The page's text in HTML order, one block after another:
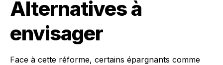
Alternatives à
envisager
Face à cette réforme, certains épargnants comme